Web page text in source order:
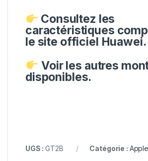
Consultez les
caractéristiques
le site officiel Huawei.
Voir les autres
disponibles.
UGS :GT2B Catégorie :